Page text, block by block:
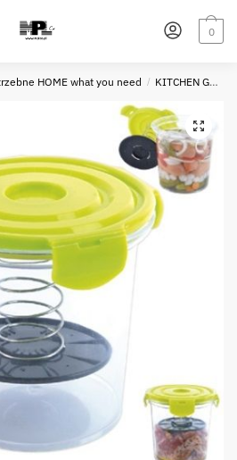
0
HOME what you need / KITCHEN GADGETS - KUCHENNE GADGETY